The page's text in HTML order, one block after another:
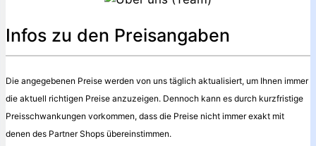
Infos zu den Preisangaben
Die angegebenen Preise werden von uns täglich aktualisiert, um Ihnen immer
die aktuell richtigen Preise anzuzeigen. Dennoch kann es durch kurzfristige
Preisschwankungen vorkommen, dass die Preise nicht immer exakt mit
denen des Partner Shops übereinstimmen.